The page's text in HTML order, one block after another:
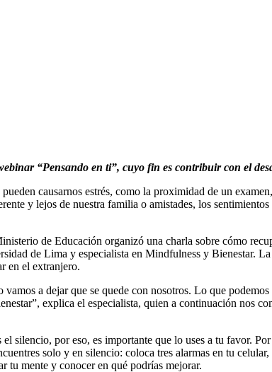
“Pensando en ti”, cuyo fin es contribuir con el
causarnos estrés, como la proximidad de un
y lejos de nuestra familia o amistades, los
de Educación organizó una charla sobre cómo
de Lima y especialista en Mindfulness y Bienestar.
en el extranjero.
a dejar que se quede con nosotros. Lo que
explica el especialista, quien a continuación nos
silencio, por eso, es importante que lo uses a tu favor.
solo y en silencio: coloca tres alarmas en tu
tu mente y conocer en qué podrías mejorar.